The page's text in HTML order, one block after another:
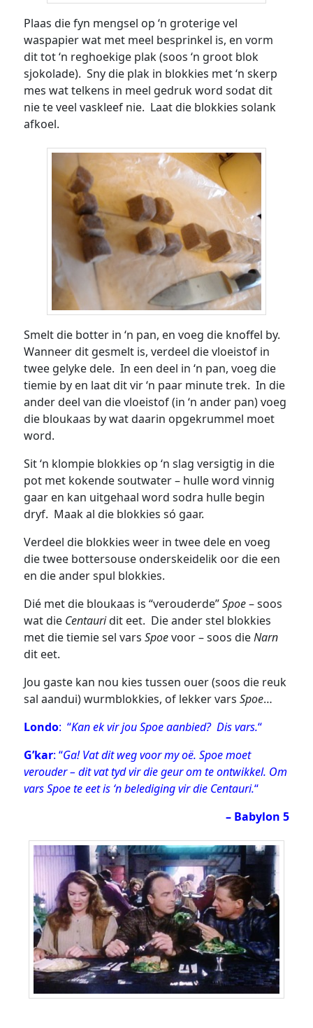
Plaas die fyn mengsel op ‘n groterige vel
waspapier wat met meel besprinkel is, en vorm
dit tot ‘n reghoekige plak (soos ‘n groot blok
sjokolade). Sny die plak in blokkies met ‘n skerp
mes wat telkens in meel gedruk word sodat dit
nie te veel vaskleef nie. Laat die blokkies solank
afkoel.
Smelt die botter in ‘n pan, en voeg die knoffel by.
Wanneer dit gesmelt is, verdeel die vloeistof in
twee gelyke dele. In een deel in ‘n pan, voeg die
tiemie by en laat dit vir ‘n paar minute trek. In die
ander deel van die vloeistof (in ‘n ander pan) voeg
die bloukaas by wat daarin opgekrummel moet
word.
Sit ‘n klompie blokkies op ‘n slag versigtig in die
pot met kokende soutwater – hulle word vinnig
gaar en kan uitgehaal word sodra hulle begin
dryf. Maak al die blokkies só gaar.
Verdeel die blokkies weer in twee dele en voeg
die twee bottersouse onderskeidelik oor die een
en die ander spul blokkies.
Dié met die bloukaas is “verouderde”Spoe– soos
wat die Centauridit eet. Die ander stel blokkies
met die tiemie sel varsSpoevoor – soos dieNarn
dit eet.
Jou gaste kan nou kies tussen ouer (soos die reuk
sal aandui) wurmblokkies, of lekker varsSpoe…
Londo: “Kan ek vir jou Spoe aanbied? Dis vars.“
G’kar: “Ga! Vat dit weg voor my oë. Spoe moet
verouder – dit vat tyd vir die geur om te ontwikkel. Om
vars Spoe te eet is ‘n belediging vir die Centauri.“
– Babylon 5